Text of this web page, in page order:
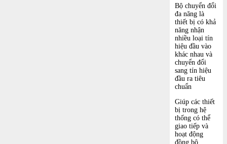
Bộ chuyển đổi
đa năng là
thiết bị có khả
năng nhận
nhiều loại tín
hiệu đầu vào
khác nhau và
chuyển đổi
sang tín hiệu
đầu ra tiêu
chuẩn
Giúp các thiết
bị trong hệ
thống có thể
giao tiếp và
hoạt động
đồng bộ.